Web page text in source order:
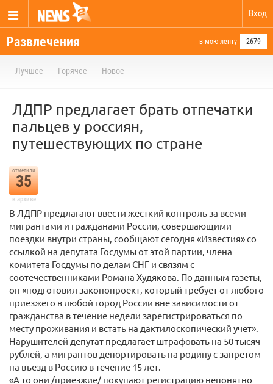
Вход
Развлечения в мою ленту 2679
Лучшее Горячее Новое
ЛДПР предлагает брать отпечатки
пальцев у россиян,
путешествующих по стране
отметили
35
в архиве
В ЛДПР предлагают ввести жесткий контроль за всеми
мигрантами и гражданами России, совершающими
поездки внутри страны, сообщают сегодня «Известия» со
ссылкой на депутата Госдумы от этой партии, члена
комитета Госдумы по делам СНГ и связям с
соотечественниками Романа Худякова. По данным газеты,
он «подготовил законопроект, который требует от любого
приезжего в любой город России вне зависимости от
гражданства в течение недели зарегистрироваться по
месту проживания и встать на дактилоскопический учет».
Нарушителей депутат предлагает штрафовать на 50 тысяч
рублей, а мигрантов депортировать на родину с запретом
на въезд в Россию в течение 15 лет.
«А то они /приезжие/ покупают регистрацию непонятно